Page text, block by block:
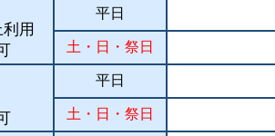
用
平日
土・日・祭日
平日
土・日・祭日